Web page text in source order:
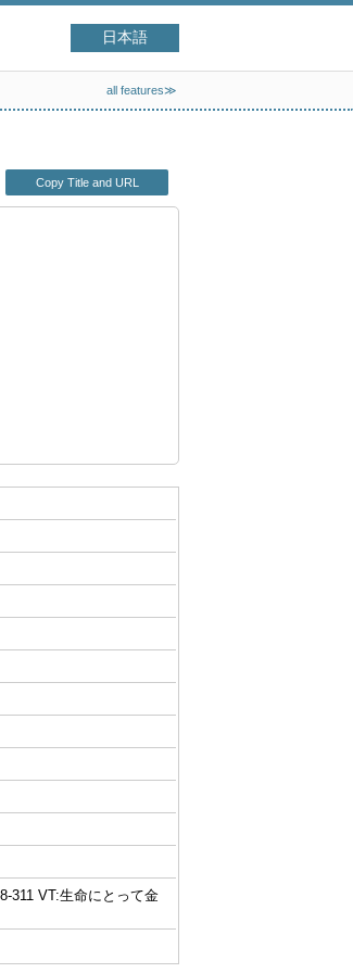
日本語
all features≫
Copy Title and URL
311 VT:生命にとって金